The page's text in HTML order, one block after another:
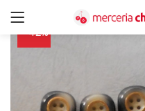
ACCEDI
Accessori Design (56)
-42%